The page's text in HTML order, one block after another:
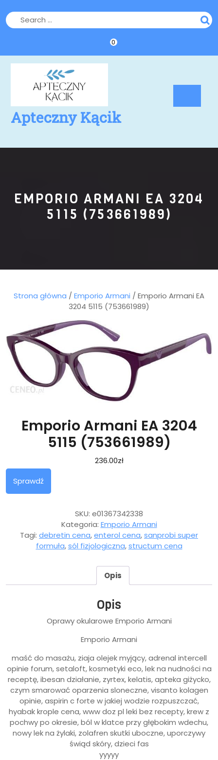
to
content
0
Apteczny Kącik
EMPORIO ARMANI EA 3204
5115 (753661989)
Strona główna / Emporio Armani / Emporio Armani EA
3204 5115 (753661989)
Emporio Armani EA 3204
5115 (753661989)
236.00zł
Sprawdź
SKU: e01367342338
Kategoria: Emporio Armani
Tagi: debretin cena,enterol cena,sanprobi super
formuła,sól fizjologiczna,structum cena
Opis
Opis
Oprawy okularowe Emporio Armani
Emporio Armani
maść do masażu, ziaja olejek myjący, adrenal intercell
opinie forum, setaloft, kosmetyki eco, lek na nudności na
receptę, ibesan działanie, zyrtex, kelatis, apteka giżycko,
czym smarować oparzenia sloneczne, visanto kolagen
opinie, aspirin c forte w jakiej wodzie rozpuszczać,
hyabak krople cena, www doz pl leki bez recepty, krew z
pochwy po okresie, ból w klatce przy głębokim wdechu,
nowy lek na żylaki, zolafren skutki uboczne, uporczywy
świąd skóry, dzieci fas
yyyyy